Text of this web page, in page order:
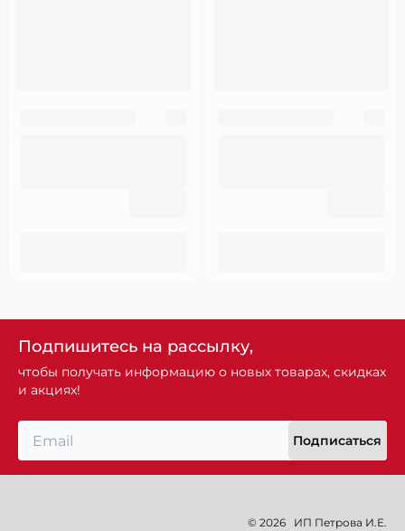
Подпишитесь на рассылку,
чтобы получать информацию о новых товарах, скидках
и акциях!
Подписаться
© 2026 ИП Петрова И.Е.